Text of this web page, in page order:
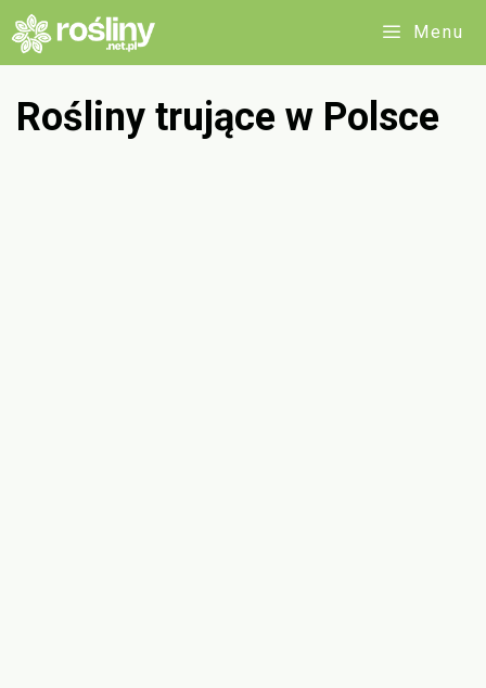
Przejdź
do
Menu
Rośliny trujące w Polsce